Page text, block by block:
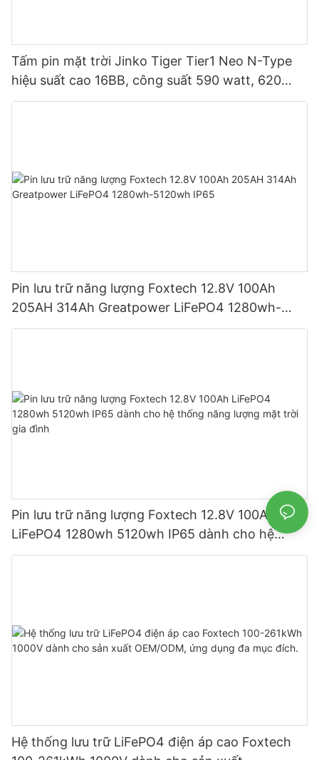
Tấm pin mặt trời Jinko Tiger Tier1 Neo N-Type
hiệu suất cao 16BB, công suất 590 watt, 620
watt, 630 watt, 650 watt, dạng module hai mặt.
Pin lưu trữ năng lượng Foxtech 12.8V 100Ah
205AH 314Ah Greatpower LiFePO4 1280wh-
5120wh IP65
Pin lưu trữ năng lượng Foxtech 12.8V 100Ah
LiFePO4 1280wh 5120wh IP65 dành cho hệ
thống năng lượng mặt trời gia đình
Hệ thống lưu trữ LiFePO4 điện áp cao Foxtech